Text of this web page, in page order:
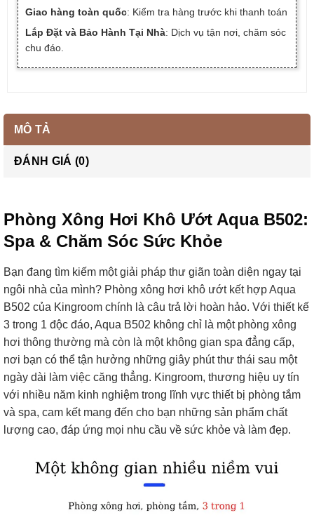
Giao hàng toàn quốc: Kiểm tra hàng trước khi thanh toán
Lắp Đặt và Bảo Hành Tại Nhà: Dịch vụ tận nơi, chăm sóc
chu đáo.
MÔ TẢ
ĐÁNH GIÁ (0)
Phòng Xông Hơi Khô Ướt Aqua B502:
Spa & Chăm Sóc Sức Khỏe
Bạn đang tìm kiếm một giải pháp thư giãn toàn diện ngay tại
ngôi nhà của mình? Phòng xông hơi khô ướt kết hợp Aqua
B502 của Kingroom chính là câu trả lời hoàn hảo. Với thiết kế
3 trong 1 độc đáo, Aqua B502 không chỉ là một phòng xông
hơi thông thường mà còn là một không gian spa đẳng cấp,
nơi bạn có thể tận hưởng những giây phút thư thái sau một
ngày dài làm việc căng thẳng. Kingroom, thương hiệu uy tín
với nhiều năm kinh nghiệm trong lĩnh vực thiết bị phòng tắm
và spa, cam kết mang đến cho bạn những sản phẩm chất
lượng cao, đáp ứng mọi nhu cầu về sức khỏe và làm đẹp.